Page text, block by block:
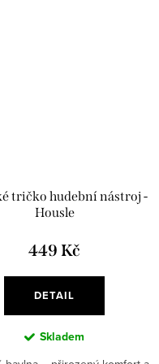
tričko hudební nástroj -
Housle
449 Kč
DETAIL
Skladem